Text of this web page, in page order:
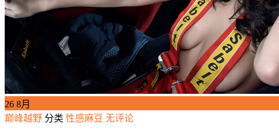
26 8月
巅峰越野 分类 性感麻豆 无评论